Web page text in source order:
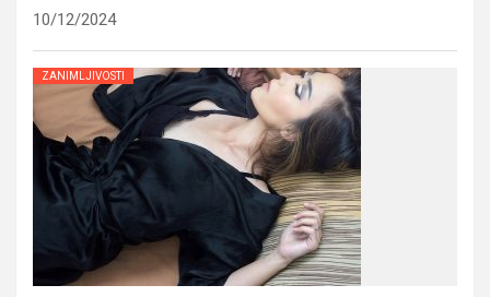
10/12/2024
ZANIMLJIVOSTI